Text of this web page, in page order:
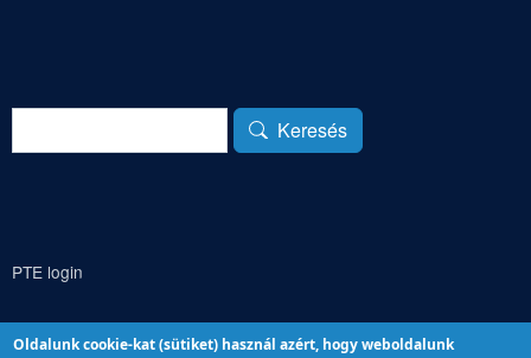
Keresés
PTE login
Oldalunk cookie-kat (sütiket) használ azért, hogy weboldalunk